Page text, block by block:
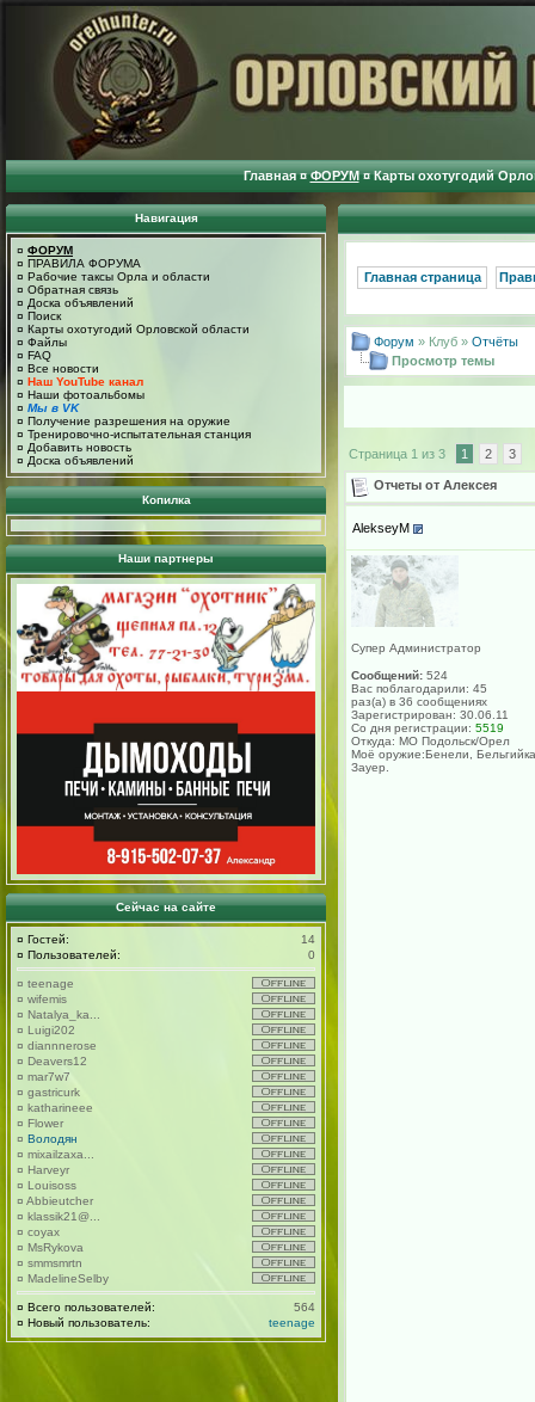
Главная ¤ ФОРУМ ¤ Карты охотугодий
Навигация
¤ ФОРУМ
¤ ПРАВИЛА ФОРУМА
¤ Рабочие таксы Орла и области
¤ Обратная связь
¤ Доска объявлений
¤ Поиск
¤ Карты охотугодий Орловской области
¤ Файлы
¤ FAQ
¤ Все новости
¤ Наш YouTube канал
¤ Наши фотоальбомы
¤ Мы в VK
¤ Получение разрешения на оружие
¤ Тренировочно-испытательная станция
¤ Добавить новость
¤ Доска объявлений
Копилка
Наши партнеры
Сейчас на сайте
¤ Гостей:
14
¤ Пользователей: 0
¤ teenage
¤ wifemis
¤ Natalya_ka...
¤ Luigi202
¤ diannnerose
¤ Deavers12
¤ mar7w7
¤ gastricurk
¤ katharineee
¤ Flower
¤ Володян
¤ mixailzaxa...
¤ Harveyr
¤ Louisoss
¤ Abbieutcher
¤ klassik21@...
¤ coyax
¤ MsRykova
¤ smmsmrtn
¤ MadelineSelby
¤ Всего пользователей:
564
¤ Новый пользователь: teenage
Главная страница
Форум » Клуб » Отчёты
Просмотр темы
Страница 1 из 3 1 2 3
Отчеты от Алексея
AlekseyM
Супер Администратор
Сообщений: 524
Вас поблагодарили: 45
раз(а) в 36 сообщениях
Зарегистрирован: 30.06.11
Со дня регистрации: 5519
Откуда: МО Подольск/Орел
Моё оружие:Бенели,
Зауер.